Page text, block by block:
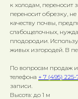
к холодам, переносит
переносит обрезку,
качеству почвы,
слабощелочных,
плодородии.
живых изгородей. В
По вопросам продаж
телефона + 7 (495)
записи.
Высота: до 1 м